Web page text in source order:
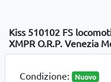
Kiss 510102 FS
XMPR O.R.P. Venezia
Condizione: Nuovo